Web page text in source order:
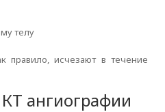
телу
правило, исчезают в течение
ангиографии